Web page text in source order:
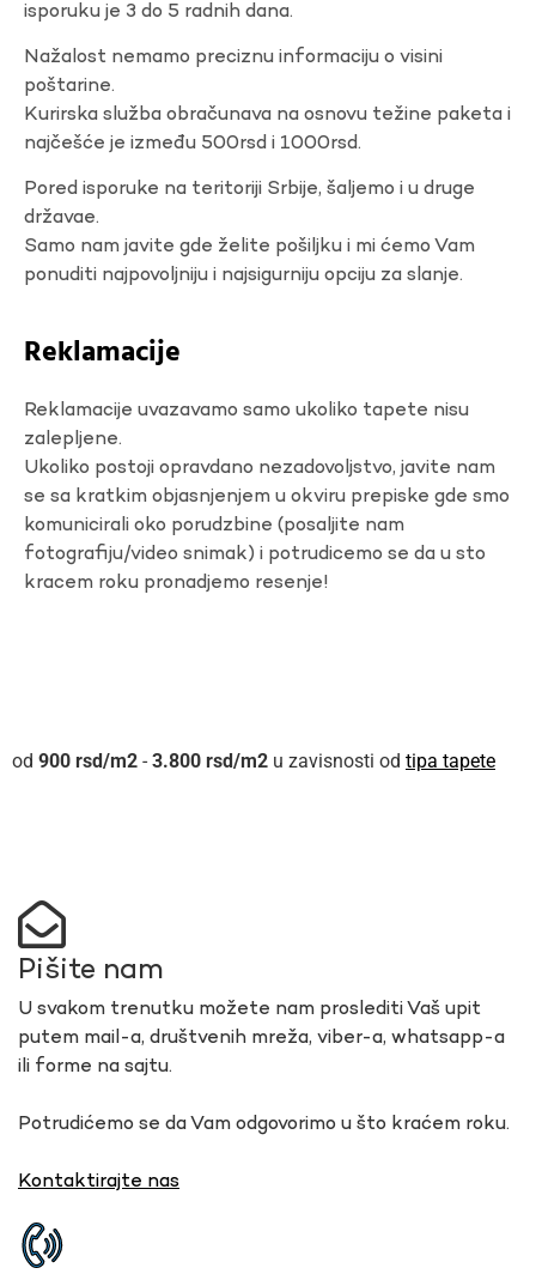
isporuku je 3 do 5 radnih dana.
Nažalost nemamo preciznu informaciju o visini
poštarine.
Kurirska služba obračunava na osnovu težine paketa i
najčešće je između 500rsd i 1000rsd.
Pored isporuke na teritoriji Srbije, šaljemo i u druge
državae.
Samo nam javite gde želite pošiljku i mi ćemo Vam
ponuditi najpovoljniju i najsigurniju opciju za slanje.
Reklamacije
Reklamacije uvazavamo samo ukoliko tapete nisu
zalepljene.
Ukoliko postoji opravdano nezadovoljstvo, javite nam
se sa kratkim objasnjenjem u okviru prepiske gde smo
komunicirali oko porudzbine (posaljite nam
fotografiju/video snimak) i potrudicemo se da u sto
kracem roku pronadjemo resenje!
900 rsd - 3.800 rsd u zavisnosti od tipa tapete
Pišite nam
U svakom trenutku možete nam proslediti Vaš upit
putem mail-a, društvenih mreža, viber-a, whatsapp-a
ili forme na sajtu.
Potrudićemo se da Vam odgovorimo u što kraćem roku.
Kontaktirajte nas